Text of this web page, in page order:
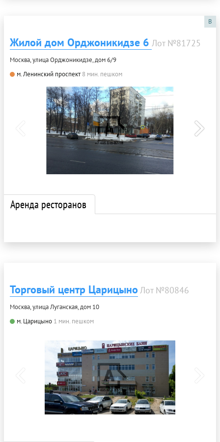
B
Жилой дом Орджоникидзе 6 Лот №81725
Москва, улица Орджоникидзе, дом 6/9
м. Ленинский проспект 8 мин. пешком
Аренда ресторанов
Торговый центр Царицыно Лот №80846
Москва, улица Луганская, дом 10
м. Царицыно 1 мин. пешком